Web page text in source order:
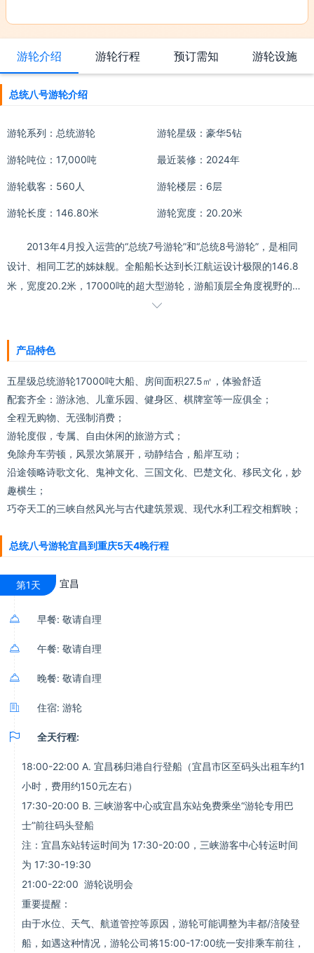
游轮介绍 游轮行程 预订需知 游轮设施
总统八号游轮介绍
游轮系列： 总统游轮 游轮星级：豪华5钻
游轮吨位：17,000吨 最近装修：2024年
游轮载客：560人 游轮楼层：6层
游轮长度：146.80米 游轮宽度：20.20米
2013年4月投入运营的“总统7号游轮”和“总统8号游轮”，是相同
设计、相同工艺的姊妹舰。全船船长达到长江航运设计极限的146.8
米，宽度20.2米，17000吨的超大型游轮，游船顶层全角度视野的综
合观景厅，拥有长江游轮上最大的恒温游泳池。全船实际设计容量达

产品特色
五星级总统游轮17000吨大船、房间面积27.5㎡，体验舒适
配套齐全：游泳池、儿童乐园、健身区、棋牌室等一应俱全；
全程无购物、无强制消费；
游轮度假，专属、自由休闲的旅游方式；
免除舟车劳顿，风景次第展开，动静结合，船岸互动；
沿途领略诗歌文化、鬼神文化、三国文化、巴楚文化、移民文化，妙
趣横生；
巧夺天工的三峡自然风光与古代建筑景观、现代水利工程交相辉映；
总统八号游轮宜昌到重庆5天4晚行程
第1天 宜昌
 早餐: 敬请自理
 午餐: 敬请自理
 晚餐: 敬请自理
 住宿: 游轮
 全天行程:
18:00-22:00 A. 宜昌秭归港自行登船（宜昌市区至码头出租车约1
小时，费用约150元左右）
17:30-20:00 B. 三峡游客中心或宜昌东站免费乘坐“游轮专用巴
士”前往码头登船
注：宜昌东站转运时间为 17:30-20:00，三峡游客中心转运时间
为 17:30-19:30
21:00-22:00 游轮说明会
重要提醒：
由于水位、天气、航道管控等原因，游轮可能调整为丰都/涪陵登
船，如遇这种情况，游轮公司将15:00-17:00统一安排乘车前往，